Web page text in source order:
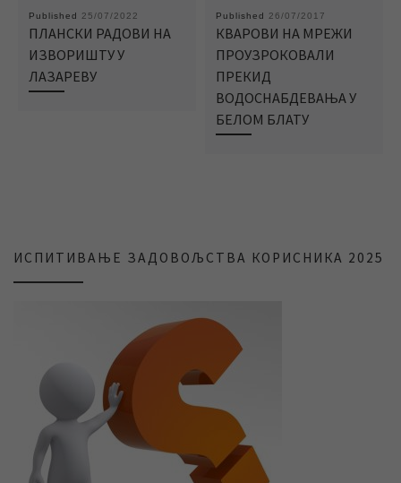
Published 25/07/2022
ПЛАНСКИ РАДОВИ НА
ИЗВОРИШТУ У
ЛАЗАРЕВУ
Published 26/07/2017
КВАРОВИ НА МРЕЖИ
ПРОУЗРОКОВАЛИ
ПРЕКИД
ВОДОСНАБДЕВАЊА У
БЕЛОМ БЛАТУ
ИСПИТИВАЊЕ ЗАДОВОЉСТВА КОРИСНИКА 2025